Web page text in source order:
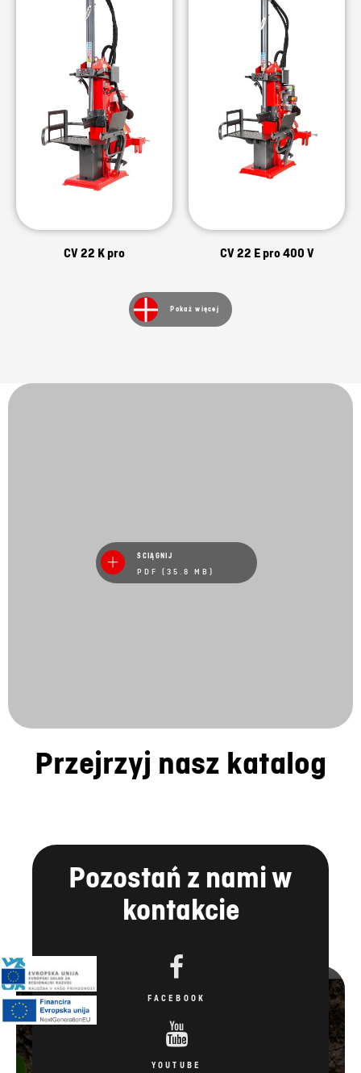
CV 22 K pro CV 22 E pro 400 V
Pokaż więcej
ŚCIĄGNIJ
PDF (35.8 MB)
Przejrzyj nasz katalog
Pozostań z nami w
kontakcie
FACEBOOK
YOUTUBE